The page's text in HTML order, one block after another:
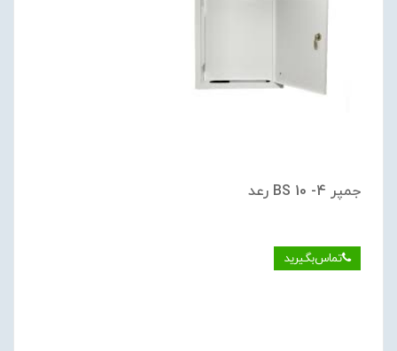
جمپر BS 10 -4 رعد
تماس‌بگیرید